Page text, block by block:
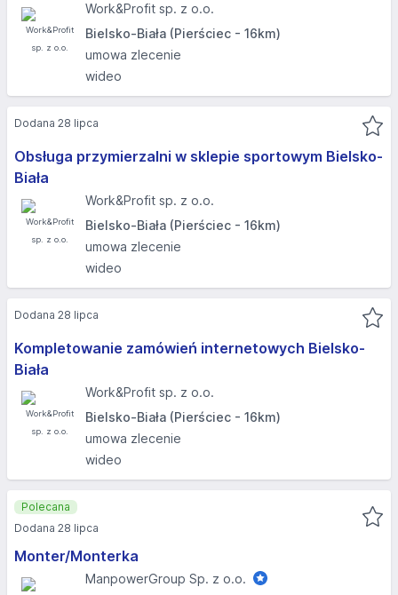
Work&Profit sp. z o.o.
Bielsko-Biała (Pierściec - 16km)
umowa zlecenie
wideo
Obsługa przymierzalni w sklepie sportowym Bielsko-
Biała
Work&Profit sp. z o.o.
Bielsko-Biała (Pierściec - 16km)
umowa zlecenie
wideo
Dodana 28 lipca
Kompletowanie zamówień internetowych Bielsko-
Biała
Work&Profit sp. z o.o.
Bielsko-Biała (Pierściec - 16km)
umowa zlecenie
wideo
Dodana 28 lipca
Monter/Monterka
ManpowerGroup Sp. z o.o.
Polecana
Dodana 28 lipca